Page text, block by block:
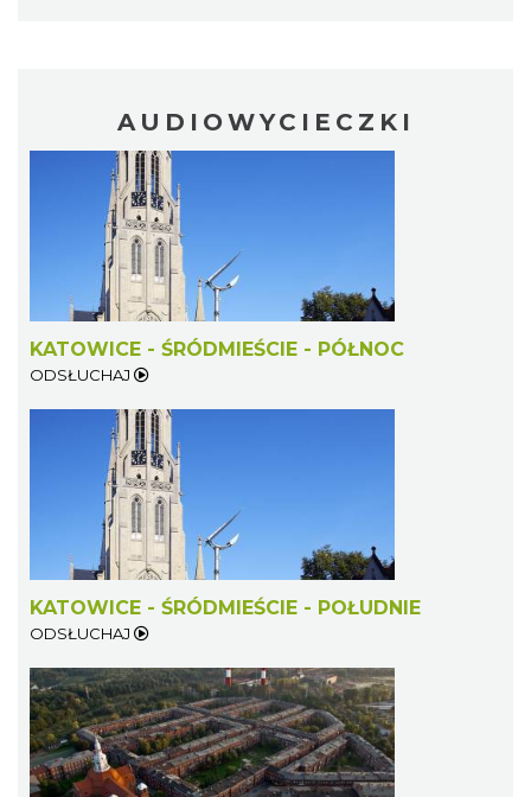
Fajer Festiwal 2026
Chorzów
2026-08-28
7.92 km
Dzień Kartofla w chorzowskim skansenie
Chorzów
2026-09-20
8.69 km
AUDIOWYCIECZKI
KATOWICE - ŚRÓDMIEŚCIE - PÓŁNOC
ODSŁUCHAJ
KATOWICE - ŚRÓDMIEŚCIE - POŁUDNIE
ODSŁUCHAJ